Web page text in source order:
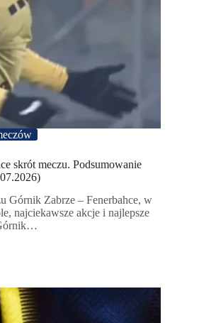
skrót meczu. Podsumowanie
Górnik Zabrze – Fenerbahce, w
najciekawsze akcje i najlepsze